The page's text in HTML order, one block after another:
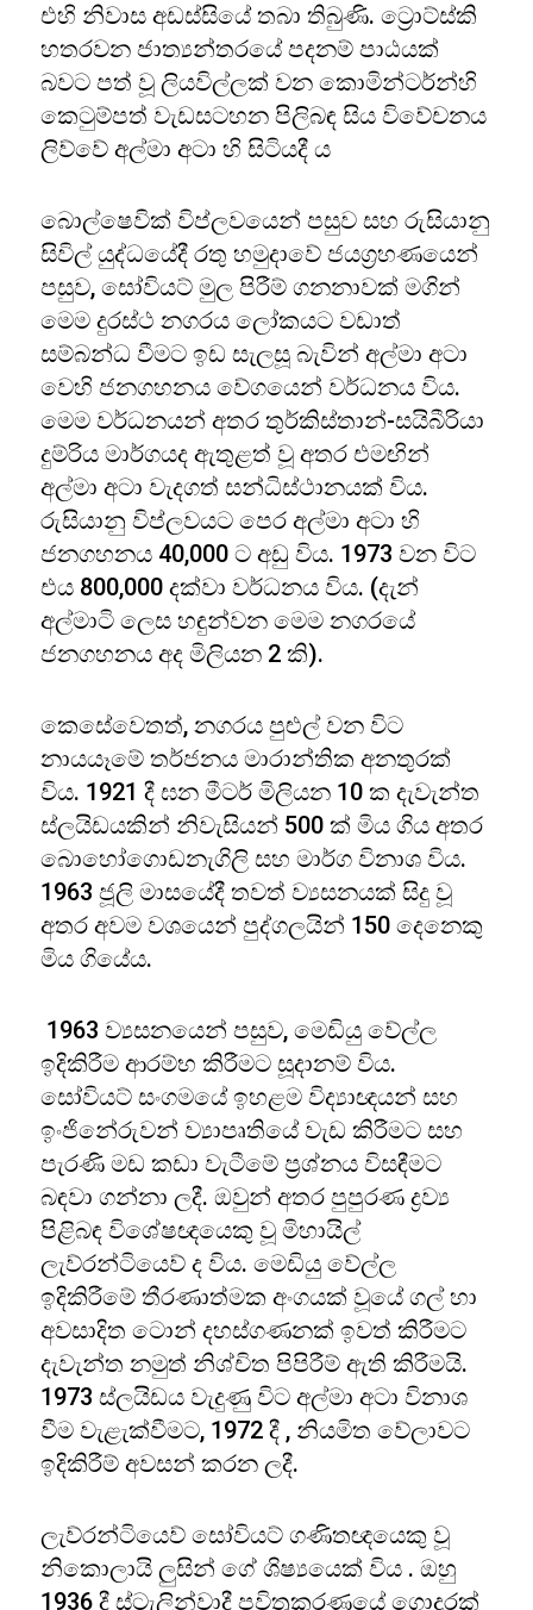
එහි නිවාස අඩස්සියේ තබා තිබුණි. ට්‍රොට්ස්කි
හතරවන ජාත්‍යන්තරයේ පදනම් පාඨයක්
බවට පත් වූ ලියවිල්ලක් වන කොමින්ටර්න්හි
කෙටුම්පත් වැඩසටහන පිලිබඳ සිය විවේචනය
ලිව්වේ අල්මා අටා හි සිටියදී ය
බොල්ෂෙවික් විප්ලවයෙන් පසුව සහ රුසියානු
සිවිල් යුද්ධයේදී රතු හමුදාවේ ජයග්‍රහණයෙන්
පසුව, සෝවියට් මුල පිරීම් ගනනාවක් මගින්
මෙම දුරස්ථ නගරය ලෝකයට වඩාත්
සම්බන්ධ වීමට ඉඩ සැලසූ බැවින් අල්මා අටා
වෙහි ජනගහනය වේගයෙන් වර්ධනය විය.
මෙම වර්ධනයන් අතර තුර්කිස්තාන්-සයිබීරියා
දුම්රිය මාර්ගයද ඇතුළත් වූ අතර එමඟින්
අල්මා අටා වැදගත් සන්ධිස්ථානයක් විය.
රුසියානු විප්ලවයට පෙර අල්මා අටා හි
ජනගහනය 40,000 ට අඩු විය. 1973 වන විට
එය 800,000 දක්වා වර්ධනය විය. (දැන්
අල්මාටි ලෙස හඳුන්වන මෙම නගරයේ
ජනගහනය අද මිලියන 2 කි).
කෙසේවෙතත්, නගරය පුළුල් වන විට
නායයෑමේ තර්ජනය මාරාන්තික අනතුරක්
විය. 1921 දී ඝන මීටර් මිලියන 10 ක දැවැන්ත
ස්ලයිඩයකින් නිවැසියන් 500 ක් මිය ගිය අතර
බොහෝගොඩනැගිලි සහ මාර්ග විනාශ විය.
1963 ජූලි මාසයේදී තවත් ව්‍යසනයක් සිදු වූ
අතර අවම වශයෙන් පුද්ගලයින් 150 දෙනෙකු
මිය ගියේය.
1963 ව්‍යසනයෙන් පසුව, මෙඩියු වේල්ල
ඉදිකිරීම ආරම්භ කිරීමට සූදානම් විය.
සෝවියට් සංගමයේ ඉහළම විද්‍යාඥයන් සහ
ඉංජිනේරුවන් ව්‍යාපෘතියේ වැඩ කිරීමට සහ
පැරණි මඩ කඩා වැටීමේ ප්‍රශ්නය විසඳීමට
බඳවා ගන්නා ලදී. ඔවුන් අතර පුපුරණ ද්‍රව්‍ය
පිළිබඳ විශේෂඥයෙකු වූ මිහායිල්
ලැව්රන්ටියෙව් ද විය. මෙඩියු වේල්ල
ඉදිකිරීමේ තීරණාත්මක අංගයක් වූයේ ගල් හා
අවසාදිත ටොන් දහස්ගණනක් ඉවත් කිරීමට
දැවැන්ත නමුත් නිශ්චිත පිපිරීම් ඇති කිරීමයි.
1973 ස්ලයිඩය වැදුණු විට අල්මා අටා විනාශ
වීම වැළැක්වීමට, 1972 දී , නියමිත වේලාවට
ඉදිකිරීම් අවසන් කරන ලදී.
ලැව්රන්ටියෙව් සෝවියට් ගණිතඥයෙකු වූ
නිකොලායි ලුසින් ගේ ශිෂ්‍යයෙක් විය . ඔහු
1936 දී ස්ටැලින්වාදී පවිත්‍රකරණයේ ගොදුරක්